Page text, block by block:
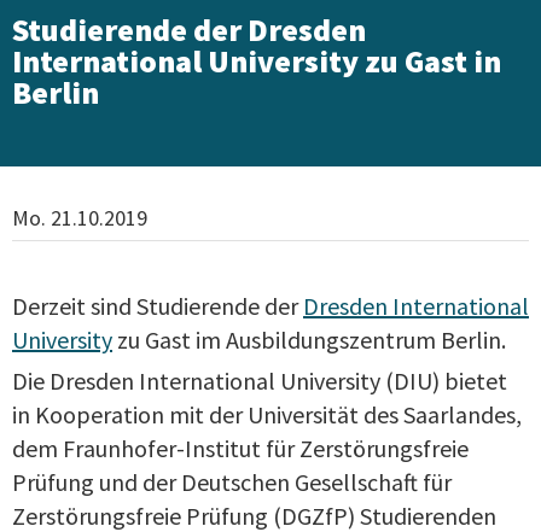
Studierende der Dresden
International University zu Gast in
Berlin
Mo. 21.10.2019
Derzeit sind Studierende der Dresden International
University zu Gast im Ausbildungszentrum Berlin.
Die Dresden International University (DIU) bietet
in Kooperation mit der Universität des Saarlandes,
dem Fraunhofer-Institut für Zerstörungsfreie
Prüfung und der Deutschen Gesellschaft für
Zerstörungsfreie Prüfung (DGZfP) Studierenden